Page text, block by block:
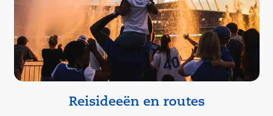
Reisideeën en routes